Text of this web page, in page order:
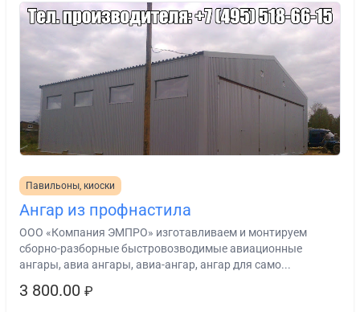
Павильоны, киоски
Ангар из профнастила
ООО «Компания ЭМПРО» изготавливаем и монтируем
сборно-разборные быстровозводимые авиационные
ангары, авиа ангары, авиа-ангар, ангар для само...
3 800.00 ₽